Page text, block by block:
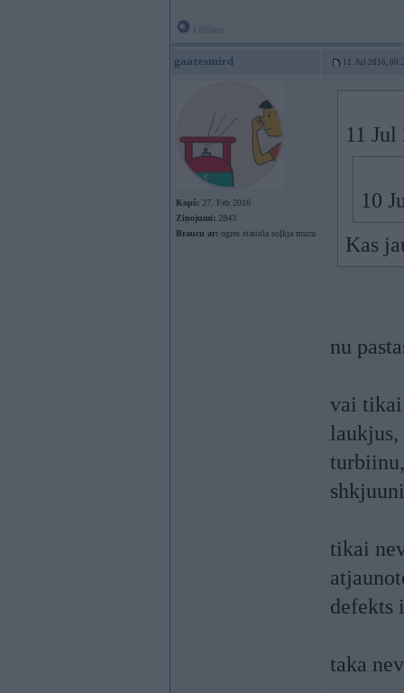
gaazesmird 11. Jul 2016,
Kopš: 27. Feb 2016
Ziņojumi: 2843
Braucu ar: ogres statoila soļkja mucu
11
10
Kas
nu
vai tikai
laukjus,
tikai
defekts
taka